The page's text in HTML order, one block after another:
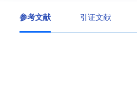
参考文献 引证文献